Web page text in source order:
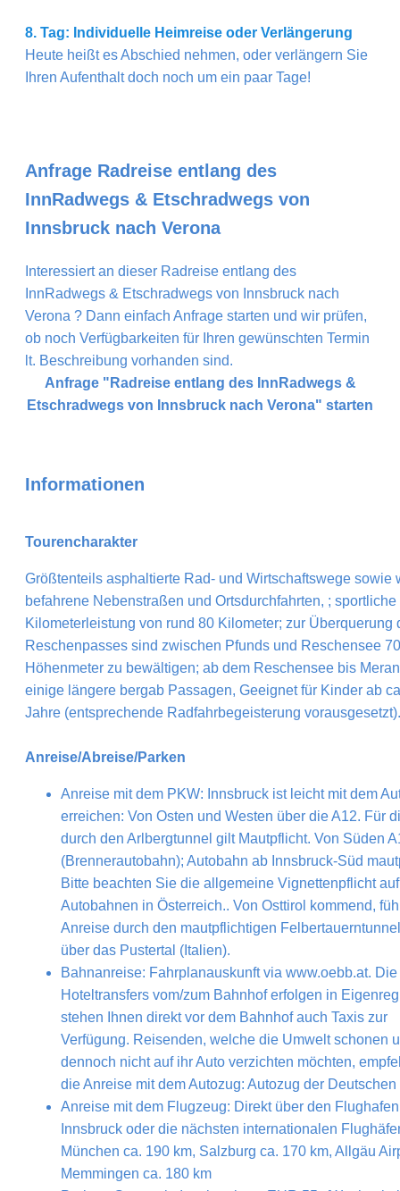
8. Tag: Individuelle Heimreise oder Verlängerung
Heute heißt es Abschied nehmen, oder verlängern Sie
Ihren Aufenthalt doch noch um ein paar Tage!
Anfrage Radreise entlang des
InnRadwegs & Etschradwegs von
Innsbruck nach Verona
Interessiert an dieser Radreise entlang des
InnRadwegs & Etschradwegs von Innsbruck nach
Verona ? Dann einfach Anfrage starten und wir prüfen,
ob noch Verfügbarkeiten für Ihren gewünschten Termin
lt. Beschreibung vorhanden sind.
Anfrage "Radreise entlang des InnRadwegs &
Etschradwegs von Innsbruck nach Verona" starten
Informationen
Tourencharakter
Größtenteils asphaltierte Rad- und Wirtschaftswege sowie
befahrene Nebenstraßen und Ortsdurchfahrten, ;
Kilometerleistung von rund 80 Kilometer; zur Überquerung
Reschenpasses sind zwischen Pfunds und Reschensee
Höhenmeter zu bewältigen; ab dem Reschensee bis
einige längere bergab Passagen, Geeignet für Kinder ab
Jahre (entsprechende Radfahrbegeisterung vorausgesetzt).
Anreise/Abreise/Parken
Anreise mit dem PKW: Innsbruck ist leicht mit dem
erreichen: Von Osten und Westen über die A12. Für
durch den Arlbergtunnel gilt Mautpflicht. Von Süden
(Brennerautobahn); Autobahn ab Innsbruck-Süd
Bitte beachten Sie die allgemeine Vignettenpflicht
Autobahnen in Österreich.. Von Osttirol kommend,
Anreise durch den mautpflichtigen
über das Pustertal (Italien).
Bahnanreise: Fahrplanauskunft via www.oebb.at. Die
Hoteltransfers vom/zum Bahnhof erfolgen in
stehen Ihnen direkt vor dem Bahnhof auch Taxis zur
Verfügung. Reisenden, welche die Umwelt schonen
dennoch nicht auf ihr Auto verzichten möchten,
die Anreise mit dem Autozug: Autozug der
Anreise mit dem Flugzeug: Direkt über den Flughafen
Innsbruck oder die nächsten internationalen
München ca. 190 km, Salzburg ca. 170 km, Allgäu
Memmingen ca. 180 km